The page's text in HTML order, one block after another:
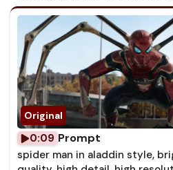
0:09 Prompt
spider man in aladdin style,